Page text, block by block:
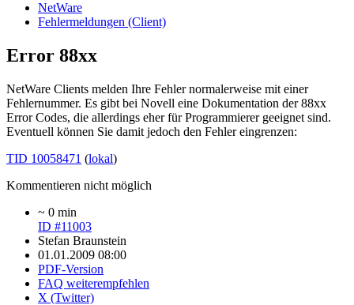
NetWare
Fehlermeldungen (Client)
Error 88xx
NetWare Clients melden Ihre Fehler normalerweise mit einer
Fehlernummer. Es gibt bei Novell eine Dokumentation der 88xx
Error Codes, die allerdings eher für Programmierer geeignet sind.
Eventuell können Sie damit jedoch den Fehler eingrenzen:
TID 10058471 (lokal)
Kommentieren nicht möglich
~ 0 min
ID #11003
Stefan Braunstein
01.01.2009 08:00
PDF-Version
FAQ weiterempfehlen
X (Twitter)